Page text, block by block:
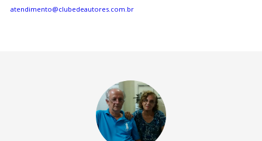
atendimento@clubedeautores.com.br